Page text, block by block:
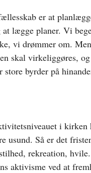
er at
lægge planer. Vi
vi drømmer om.
skal virkeliggøres,
store byrder på
i
usund. Så er det
rekreation,
aktivisme ved at